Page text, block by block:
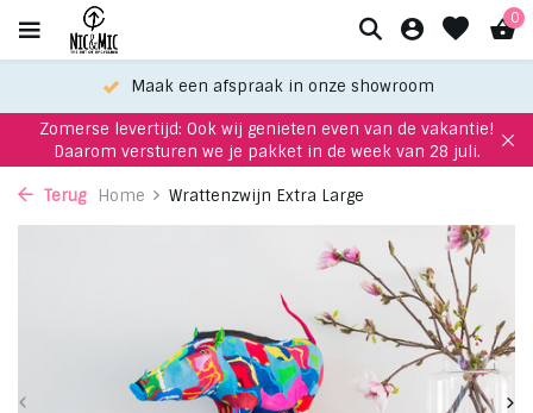
0
Maak een afspraak in onze showroom
Zomerse levertijd: Ook wij genieten even van de vakantie!
Daarom versturen we je pakket in de week van 28 juli.
Terug Home Wrattenzwijn Extra Large